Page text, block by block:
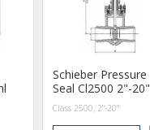
Schieber Pressure
Seal Cl2500 2"-20"
Class 2500, 2"-20"